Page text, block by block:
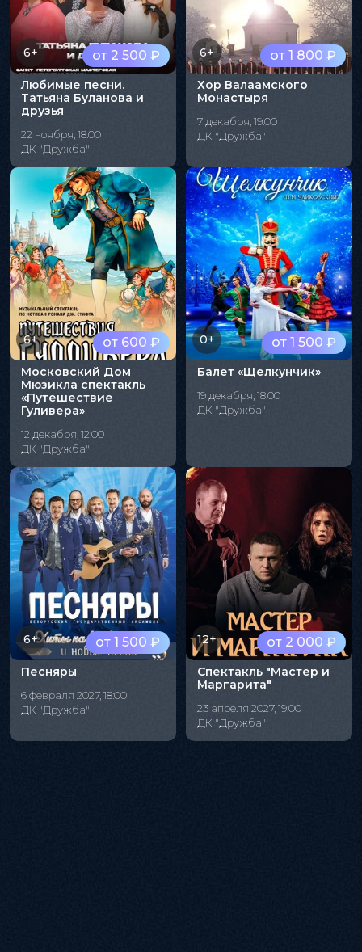
от 2 500 ₽
6+
Любимые песни.
Татьяна Буланова и
друзья
22 ноября, 18:00
ДК "Дружба"
от 1 800 ₽
6+
Хор Валаамского
Монастыря
7 декабря, 19:00
ДК "Дружба"
от 600 ₽
6+
Московский Дом
Мюзикла спектакль
«Путешествие
Гуливера»
12 декабря, 12:00
ДК "Дружба"
от 1 500 ₽
0+
Балет «Щелкунчик»
19 декабря, 18:00
ДК "Дружба"
от 1 500 ₽
6+
Песняры
6 февраля 2027, 18:00
ДК "Дружба"
от 2 000 ₽
12+
Спектакль "Мастер и
Маргарита"
23 апреля 2027, 19:00
ДК "Дружба"